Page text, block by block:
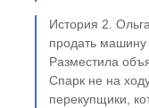
История 2.
продать
Разместила
Спарк не на
перекупщики,